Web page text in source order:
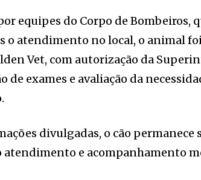
equipes do Corpo de Bombeiros,
o atendimento no local, o animal
Vet, com autorização da
de exames e avaliação da
divulgadas, o cão permanece
e acompanhamento